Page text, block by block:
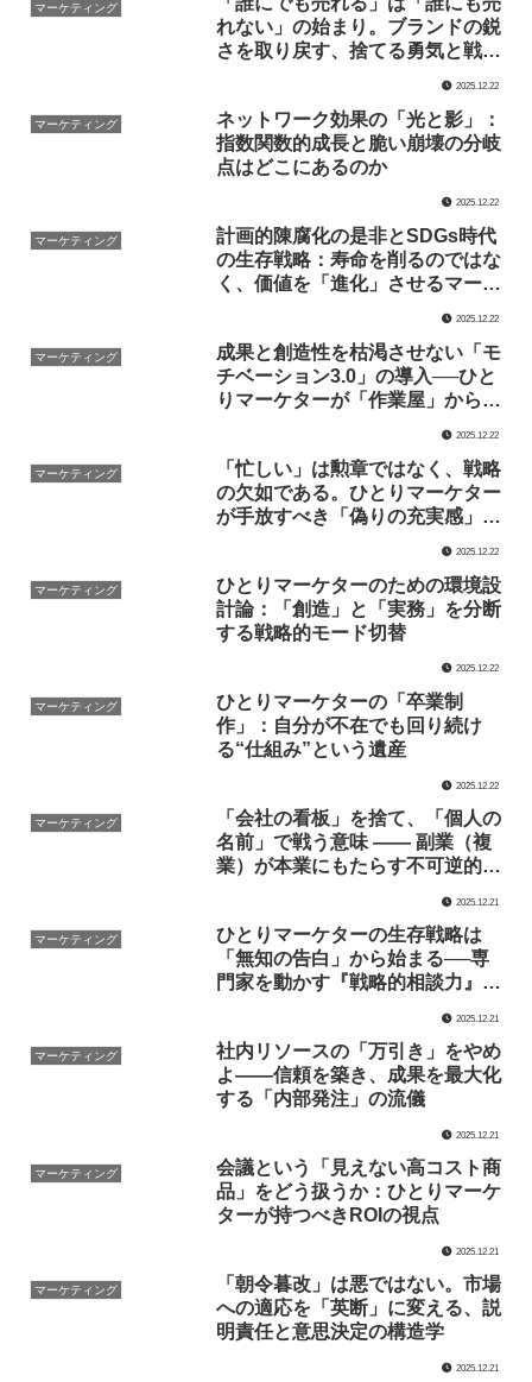
マーケティング
れない」の始まり。ブランドの鋭
さを取り戻す、捨てる勇気と戦略
2025.12.22
マーケティング
ネットワーク効果の「光と影」：
指数関数的成長と脆い崩壊の分岐
点はどこにあるのか
2025.12.22
マーケティング
計画的陳腐化の是非とSDGs時代
の生存戦略：寿命を削るのではな
く、価値を「進化」させるマーケ
2025.12.22
マーケティング
成果と創造性を枯渇させない「モ
チベーション3.0」の導入──ひと
りマーケターが「作業屋」から脱
2025.12.22
マーケティング
「忙しい」は勲章ではなく、戦略
の欠如である。ひとりマーケター
が手放すべき「偽りの充実感」と
2025.12.22
マーケティング
ひとりマーケターのための環境設
計論：「創造」と「実務」を分断
する戦略的モード切替
2025.12.22
マーケティング
ひとりマーケターの「卒業制
作」：自分が不在でも回り続け
る“仕組み”という遺産
2025.12.22
マーケティング
「会社の看板」を捨て、「個人の
名前」で戦う意味 —— 副業（複
業）が本業にもたらす不可逆的な
2025.12.21
マーケティング
ひとりマーケターの生存戦略は
「無知の告白」から始まる──専
門家を動かす『戦略的相談力』と
2025.12.21
マーケティング
社内リソースの「万引き」をやめ
よ——信頼を築き、成果を最大化
する「内部発注」の流儀
2025.12.21
マーケティング
会議という「見えない高コスト商
品」をどう扱うか：ひとりマーケ
ターが持つべきROIの視点
2025.12.21
マーケティング
「朝令暮改」は悪ではない。市場
への適応を「英断」に変える、説
明責任と意思決定の構造学
2025.12.21